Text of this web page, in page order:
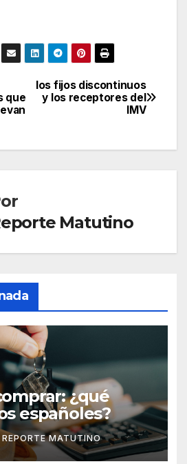
los fijos discontinuos
y los receptores del
IMV
que
Matutino
¿qué
españoles?
REPORTE MATUTINO